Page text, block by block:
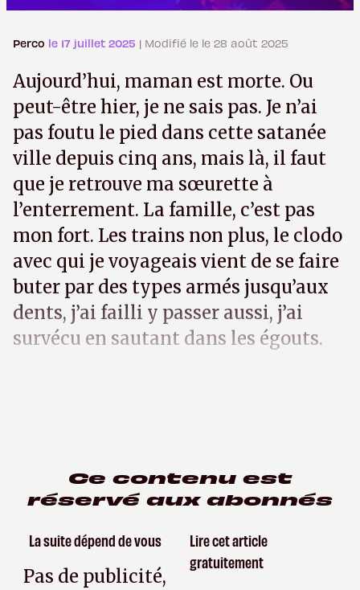
Perco le 17 juillet 2025 | Modifié le le 28 août 2025
Aujourd’hui, maman est morte. Ou
peut-être hier, je ne sais pas. Je n’ai
pas foutu le pied dans cette satanée
ville depuis cinq ans, mais là, il faut
que je retrouve ma sœurette à
l’enterrement. La famille, c’est pas
mon fort. Les trains non plus, le clodo
avec qui je voyageais vient de se faire
buter par des types armés jusqu’aux
dents, j’ai failli y passer aussi, j’ai
survécu en sautant dans les égouts.
Ce contenu est
réservé aux abonnés
La suite dépend de vous
Pas de publicité,
Lire cet article
gratuitement